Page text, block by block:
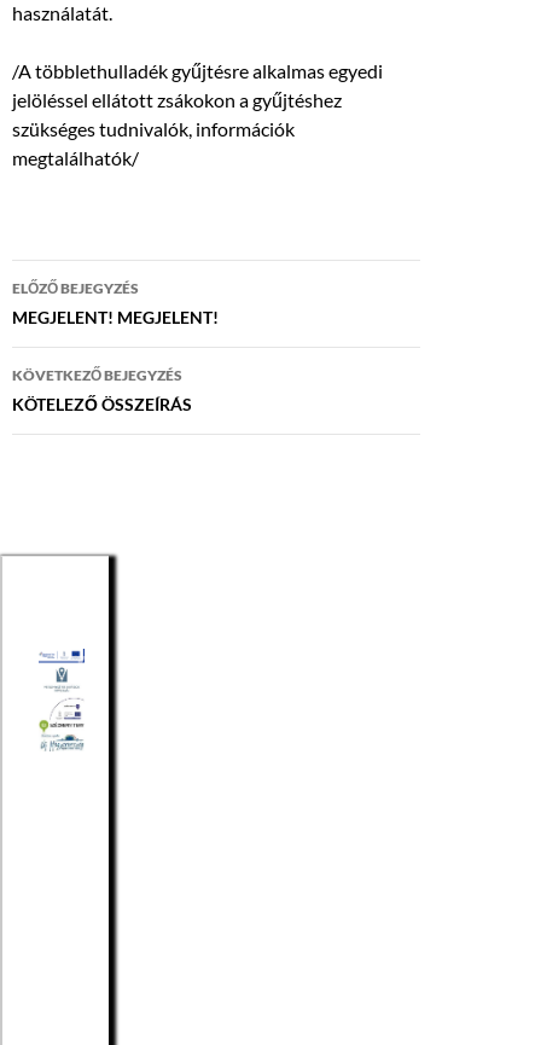
használatát.
/A többlethulladék gyűjtésre alkalmas egyedi
jelöléssel ellátott zsákokon a gyűjtéshez
szükséges tudnivalók, információk
megtalálhatók/
Bejegyzés
navigáció
ELŐZŐ BEJEGYZÉS
MEGJELENT! MEGJELENT!
KÖVETKEZŐ BEJEGYZÉS
KÖTELEZŐ ÖSSZEÍRÁS